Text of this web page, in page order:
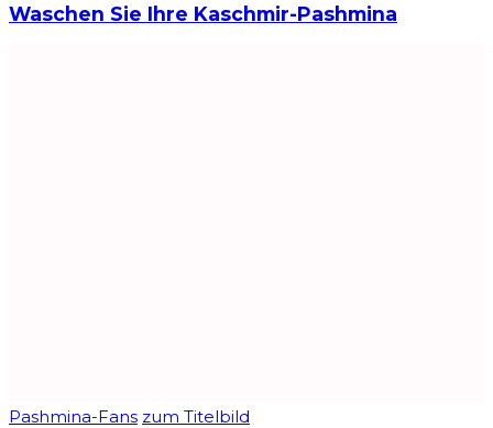
Waschen Sie Ihre Kaschmir-Pashmina
Pashmina-Fans zum Titelbild